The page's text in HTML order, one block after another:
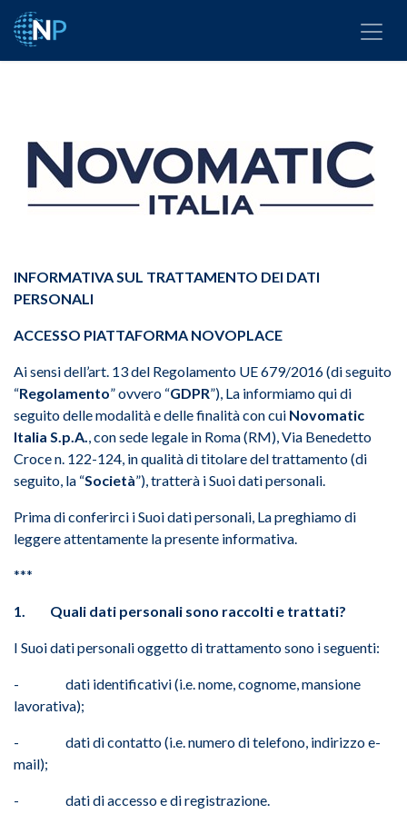
INFORMATIVA SUL TRATTAMENTO DEI DATI
PERSONALI
ACCESSO PIATTAFORMA NOVOPLACE
Ai sensi dell’art. 13 del Regolamento UE 679/2016 (di seguito
“Regolamento” ovvero “GDPR”), La informiamo qui di
seguito delle modalità e delle finalità con cui Novomatic
Italia S.p.A., con sede legale in Roma (RM), Via Benedetto
Croce n. 122-124, in qualità di titolare del trattamento (di
seguito, la “Società”), tratterà i Suoi dati personali.
Prima di conferirci i Suoi dati personali, La preghiamo di
leggere attentamente la presente informativa.
***
1. Quali dati personali sono raccolti e trattati?
I Suoi dati personali oggetto di trattamento sono i seguenti:
- dati identificativi (i.e. nome, cognome, mansione
lavorativa);
- dati di contatto (i.e. numero di telefono, indirizzo e-
mail);
- dati di accesso e di registrazione.